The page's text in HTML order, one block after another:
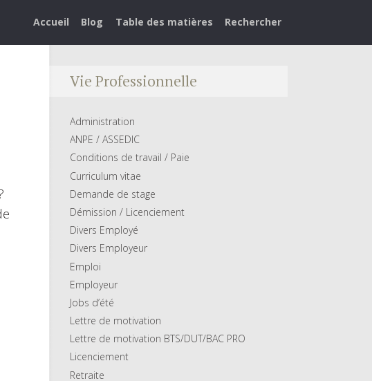
Accueil Blog Table des matières Rechercher
Vie Professionnelle
Administration
ANPE / ASSEDIC
Conditions de travail / Paie
Curriculum vitae
Demande de stage
Démission / Licenciement
Divers Employé
Divers Employeur
Emploi
Employeur
Jobs d’été
Lettre de motivation
Lettre de motivation BTS/DUT/BAC PRO
Licenciement
Retraite